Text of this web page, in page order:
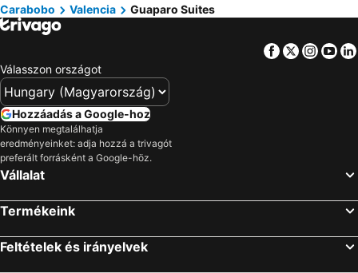
Carabobo
Valencia Guaparo Suites
Facebook
Twitter
Válasszon országot
Hozzáadás a Google-hoz
Könnyen megtalálhatja
eredményeinket: adja hozzá a trivagót
preferált forrásként a Google-höz.
Vállalat
Termékeink
Feltételek és irányelvek